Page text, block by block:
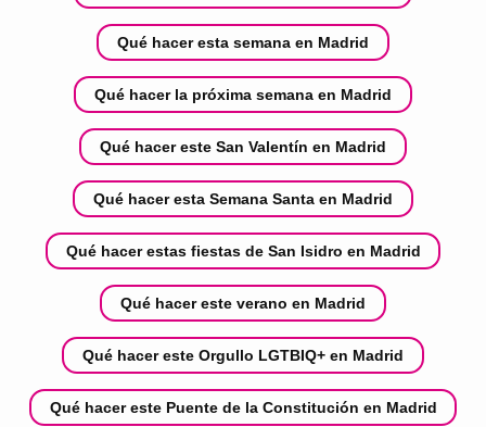
Qué hacer esta semana en Madrid
Qué hacer la próxima semana en Madrid
Qué hacer este San Valentín en Madrid
Qué hacer esta Semana Santa en Madrid
Qué hacer estas fiestas de San Isidro en Madrid
Qué hacer este verano en Madrid
Qué hacer este Orgullo LGTBIQ+ en Madrid
Qué hacer este Puente de la Constitución en Madrid